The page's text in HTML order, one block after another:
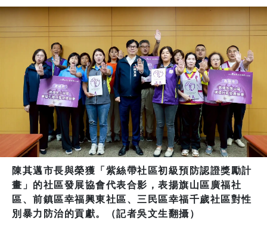
陳其邁市長與榮獲「紫絲帶社區初級預防認證獎勵計
畫」的社區發展協會代表合影，表揚旗山區廣福社
區、前鎮區幸福興東社區、三民區幸福千歲社區對性
別暴力防治的貢獻。（記者吳文生翻攝）